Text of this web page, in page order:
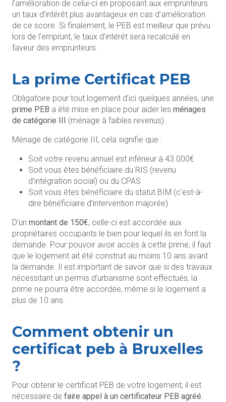
l’amélioration de celui-ci en proposant aux emprunteurs
un taux d’intérêt plus avantageux en cas d’amélioration
de ce score. Si finalement, le PEB est meilleur que prévu
lors de l’emprunt, le taux d’intérêt sera recalculé en
faveur des emprunteurs.
La prime Certificat PEB
Obligatoire pour tout logement d’ici quelques années, une
prime PEB a été mise en place pour aider les ménages
de catégorie III (ménage à faibles revenus).
Ménage de catégorie III, cela signifie que :
Soit votre revenu annuel est inférieur à 43.000€
Soit vous êtes bénéficiaire du RIS (revenu
d’intégration social) ou du CPAS
Soit vous êtes bénéficiaire du statut BIM (c’est-à-
dire bénéficiaire d’intervention majorée)
D’un montant de 150€, celle-ci est accordée aux
propriétaires occupants le bien pour lequel ils en font la
demande. Pour pouvoir avoir accès à cette prime, il faut
que le logement ait été construit au moins 10 ans avant
la demande. Il est important de savoir que si des travaux
nécessitant un permis d’urbanisme sont effectués, la
prime ne pourra être accordée, même si le logement a
plus de 10 ans.
Comment obtenir un
certificat peb à Bruxelles
?
Pour obtenir le certificat PEB de votre logement, il est
nécessaire de faire appel à un certificateur PEB agréé.